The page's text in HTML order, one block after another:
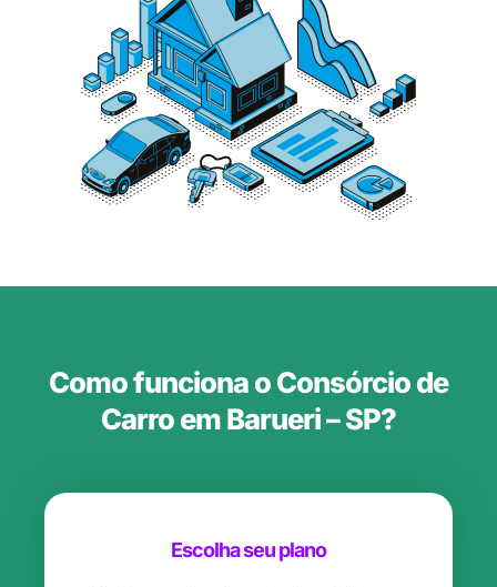
Como funciona o Consórcio de
Carro em Barueri – SP?
Escolha seu plano